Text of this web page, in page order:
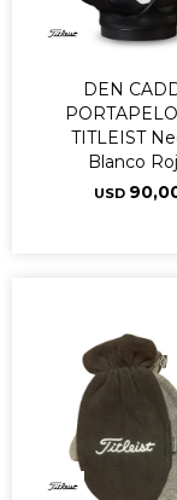
DEN
TITLEIST
Blanco
USD